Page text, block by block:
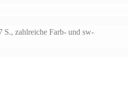
S., zahlreiche Farb- und sw-